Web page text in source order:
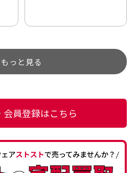
うぐらい目立つことなく綺
麗な商品でお安く購入でき
もっと見る
会員登録はこちら